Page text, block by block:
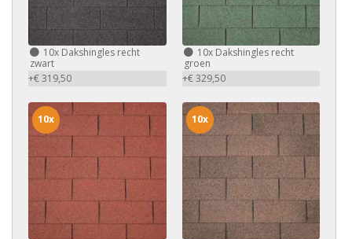
10x Dakshingles recht
zwart
+€ 319,50
10xDakshingles recht
groen
+€ 329,50
10x 10x